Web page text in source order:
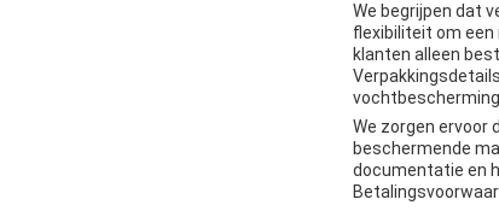
We begrijpen dat
flexibiliteit om
klanten alleen
We zorgen ervoor
beschermende
documentatie en